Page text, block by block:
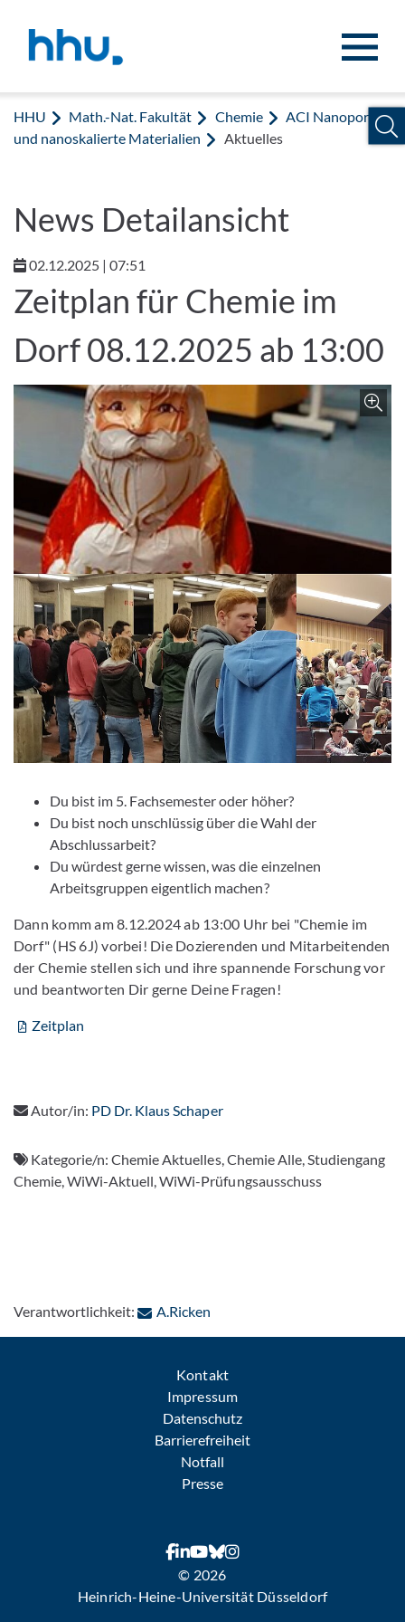
HHU Math.-Nat. Fakultät Chemie
ACI Nanoporöse
und nanoskalierte Materialien
Aktuelles
News Detailansicht
02.12.2025 | 07:51
Zeitplan für Chemie im
Dorf 08.12.2025 ab 13:00
Du bist im 5. Fachsemester oder höher?
Du bist noch unschlüssig über die Wahl der
Abschlussarbeit?
Du würdest gerne wissen, was die einzelnen
Arbeitsgruppen eigentlich machen?
Dann komm am 8.12.2024 ab 13:00 Uhr bei "Chemie im
Dorf" (HS 6J) vorbei! Die Dozierenden und Mitarbeitenden
der Chemie stellen sich und ihre spannende Forschung vor
und beantworten Dir gerne Deine Fragen!
Zeitplan
Autor/in: PD Dr. Klaus Schaper
Kategorie/n:Chemie Aktuelles, Chemie Alle, Studiengang
Chemie, WiWi-Aktuell, WiWi-Prüfungsausschuss
Verantwortlichkeit: A.Ricken
Kontakt
Impressum
Datenschutz
Barrierefreiheit
Notfall
Presse
© 2026
Heinrich-Heine-Universität Düsseldorf